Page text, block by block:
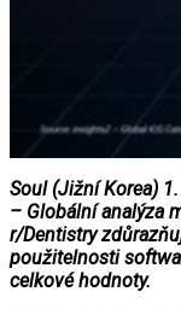
Soul (Jižní Korea)
– Globální analýza
r/Dentistry
použitelnosti
celkové hodnoty.